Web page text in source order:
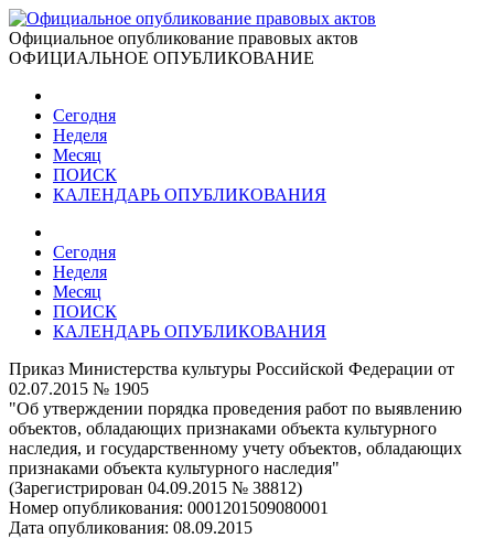
Официальное опубликование правовых актов
ОФИЦИАЛЬНОЕ ОПУБЛИКОВАНИЕ
Сегодня
Неделя
Месяц
ПОИСК
КАЛЕНДАРЬ ОПУБЛИКОВАНИЯ
Сегодня
Неделя
Месяц
ПОИСК
КАЛЕНДАРЬ ОПУБЛИКОВАНИЯ
Приказ Министерства культуры Российской Федерации от
02.07.2015 № 1905
"Об утверждении порядка проведения работ по выявлению
объектов, обладающих признаками объекта культурного
наследия, и государственному учету объектов, обладающих
признаками объекта культурного наследия"
(Зарегистрирован 04.09.2015 № 38812)
Номер опубликования: 0001201509080001
Дата опубликования: 08.09.2015